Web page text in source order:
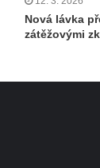
Nová lávka
zátěžovými